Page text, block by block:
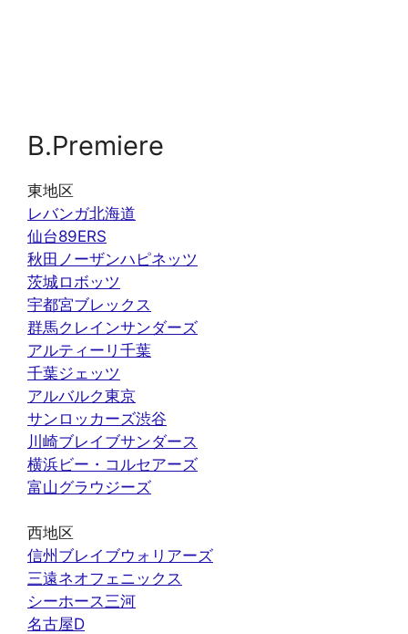
B.Premiere
東地区
レバンガ北海道
仙台89ERS
秋田ノーザンハピネッツ
茨城ロボッツ
宇都宮ブレックス
群馬クレインサンダーズ
アルティーリ千葉
千葉ジェッツ
アルバルク東京
サンロッカーズ渋谷
川崎ブレイブサンダース
横浜ビー・コルセアーズ
富山グラウジーズ
西地区
信州ブレイブウォリアーズ
三遠ネオフェニックス
シーホース三河
名古屋D